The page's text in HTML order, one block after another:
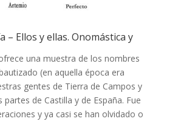
– Ellos y ellas. Onomástica y
una muestra de los nombres
(en aquella época era
gentes de Tierra de Campos y
de Castilla y de España. Fue
y ya casi se han olvidado o